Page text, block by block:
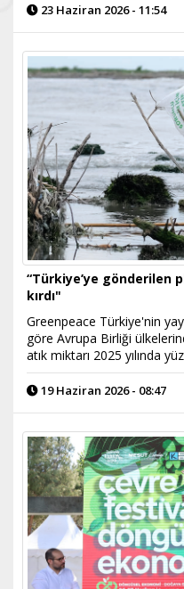
23 Haziran 2026 - 11:54
“Türkiye’ye gönderilen
kırdı"
Greenpeace Türkiye'nin
göre Avrupa Birliği
atık miktarı 2025 yılında
19 Haziran 2026 - 08:47